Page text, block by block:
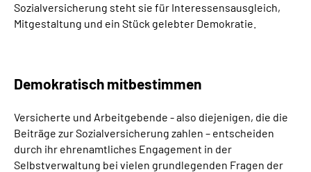
Inhalte in Gebärdensprache (DGS)
Suche
Mein Kundenportal
Sozialversicherung steht sie für Interessensausgleich,
Mitgestaltung und ein Stück gelebter Demokratie.
Demokratisch mitbestimmen
Versicherte und Arbeitgebende - also diejenigen, die die
Beiträge zur Sozialversicherung zahlen – entscheiden
durch ihr ehrenamtliches Engagement in der
Selbstverwaltung bei vielen grundlegenden Fragen der